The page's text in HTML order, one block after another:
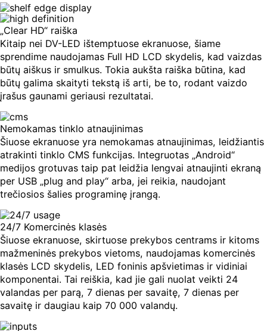
„Clear HD“ raiška
Kitaip nei DV-LED ištemptuose ekranuose, šiame
sprendime naudojamas Full HD LCD skydelis, kad vaizdas
būtų aiškus ir smulkus. Tokia aukšta raiška būtina, kad
būtų galima skaityti tekstą iš arti, be to, rodant vaizdo
įrašus gaunami geriausi rezultatai.
Nemokamas tinklo atnaujinimas
Šiuose ekranuose yra nemokamas atnaujinimas, leidžiantis
atrakinti tinklo CMS funkcijas. Integruotas „Android“
medijos grotuvas taip pat leidžia lengvai atnaujinti ekraną
per USB „plug and play“ arba, jei reikia, naudojant
trečiosios šalies programinę įrangą.
24/7 Komercinės klasės
Šiuose ekranuose, skirtuose prekybos centrams ir kitoms
mažmeninės prekybos vietoms, naudojamas komercinės
klasės LCD skydelis, LED foninis apšvietimas ir vidiniai
komponentai. Tai reiškia, kad jie gali nuolat veikti 24
valandas per parą, 7 dienas per savaitę, 7 dienas per
savaitę ir daugiau kaip 70 000 valandų.